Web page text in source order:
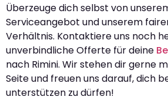
Überzeuge dich selbst von
Serviceangebot und unserem
Verhältnis. Kontaktiere uns noch
unverbindliche Offerte für deine
nach Rimini. Wir stehen dir gerne
Seite und freuen uns darauf, dich
unterstützen zu dürfen!